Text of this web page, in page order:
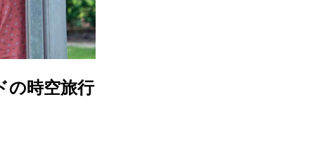
の時空旅行